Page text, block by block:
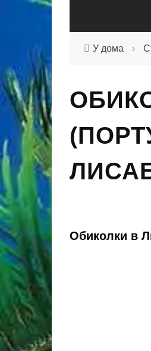
У дома ›
Обиколки в